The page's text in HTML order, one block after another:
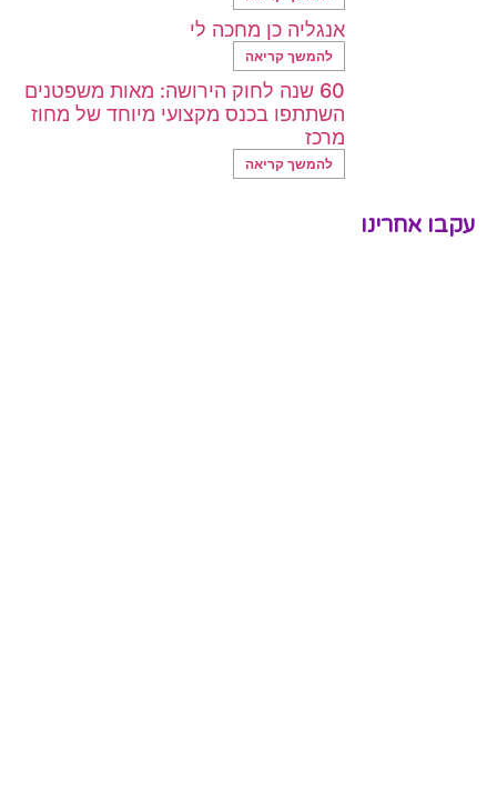
אנגליה כן מחכה לי
להמשך קריאה
60 שנה לחוק הירושה: מאות משפטנים
השתתפו בכנס מקצועי מיוחד של מחוז
מרכז
להמשך קריאה
עקבו אחרינו